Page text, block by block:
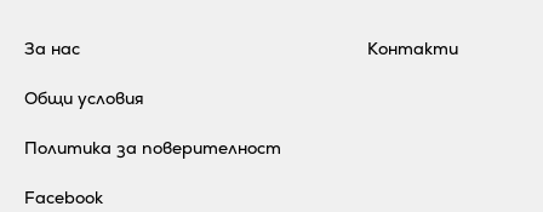
За нас
Общи условия
Политика за поверителност
Контакти
Facebook